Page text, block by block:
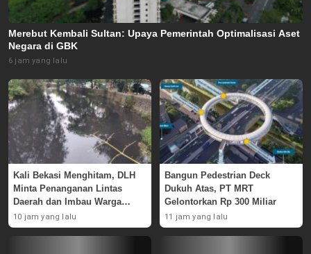
Merebut Kembali Sultan: Upaya Pemerintah Optimalisasi Aset
Negara di GBK
6 jam yang lalu
Kali Bekasi Menghitam, DLH
Minta Penanganan Lintas
Daerah dan Imbau Warga
Waspada
10 jam yang lalu
Bangun Pedestrian Deck
Dukuh Atas, PT MRT
Gelontorkan Rp 300 Miliar
11 jam yang lalu